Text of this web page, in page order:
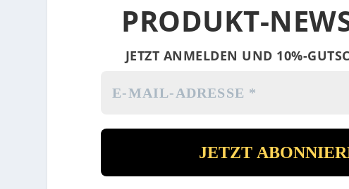
PRODUKT-
JETZT ANMELDEN UND 10%-